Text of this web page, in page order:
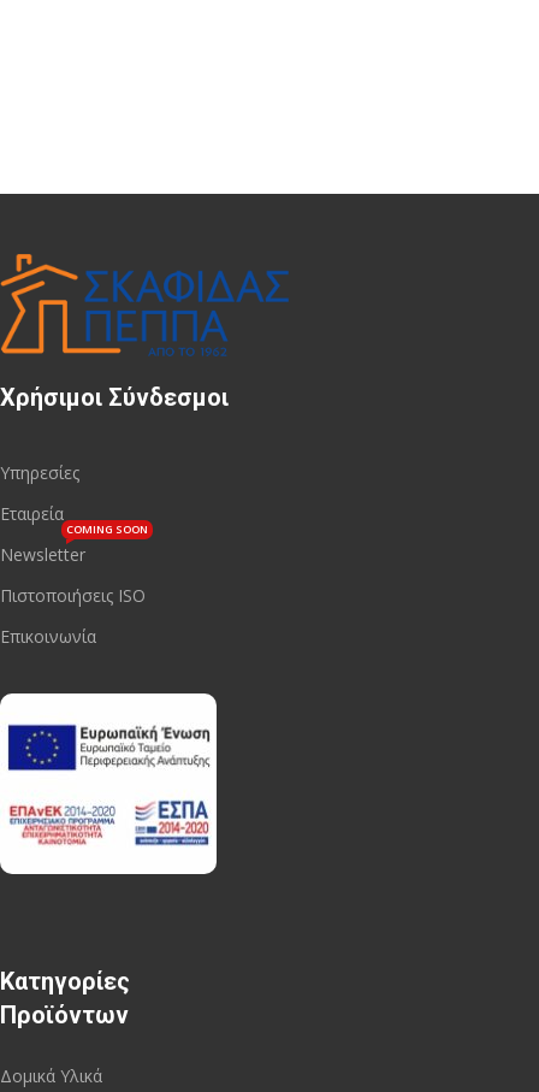
Χρήσιμοι Σύνδεσμοι
Υπηρεσίες
Εταιρεία
Newsletter
COMING SOON
Πιστοποιήσεις ISO
Επικοινωνία
Κατηγορίες
Προϊόντων
Δομικά Υλικά